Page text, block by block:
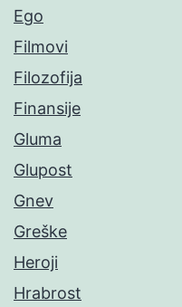
Ego
Filmovi
Filozofija
Finansije
Gluma
Glupost
Gnev
Greške
Heroji
Hrabrost